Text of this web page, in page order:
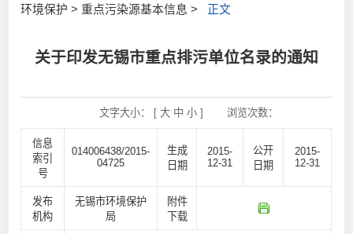
环境保护 > 重点污染源基本信息 >
正文
关于印发无锡市重点排污单位名录的通知
文字大小： [ 大 中 小] 浏览次数：
信息
索引
号
014006438/2015-
04725
生成
日期
2015-
12-31
公开
日期
2015-
12-31
发布
机构
无锡市环境保护
局
附件
下载